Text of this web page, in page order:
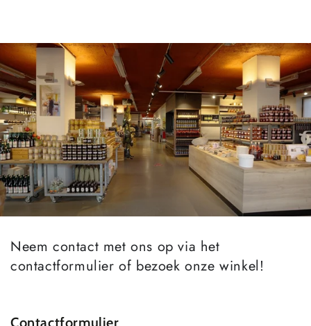
Neem contact met ons op via het
contactformulier of bezoek onze winkel!
Contactformulier